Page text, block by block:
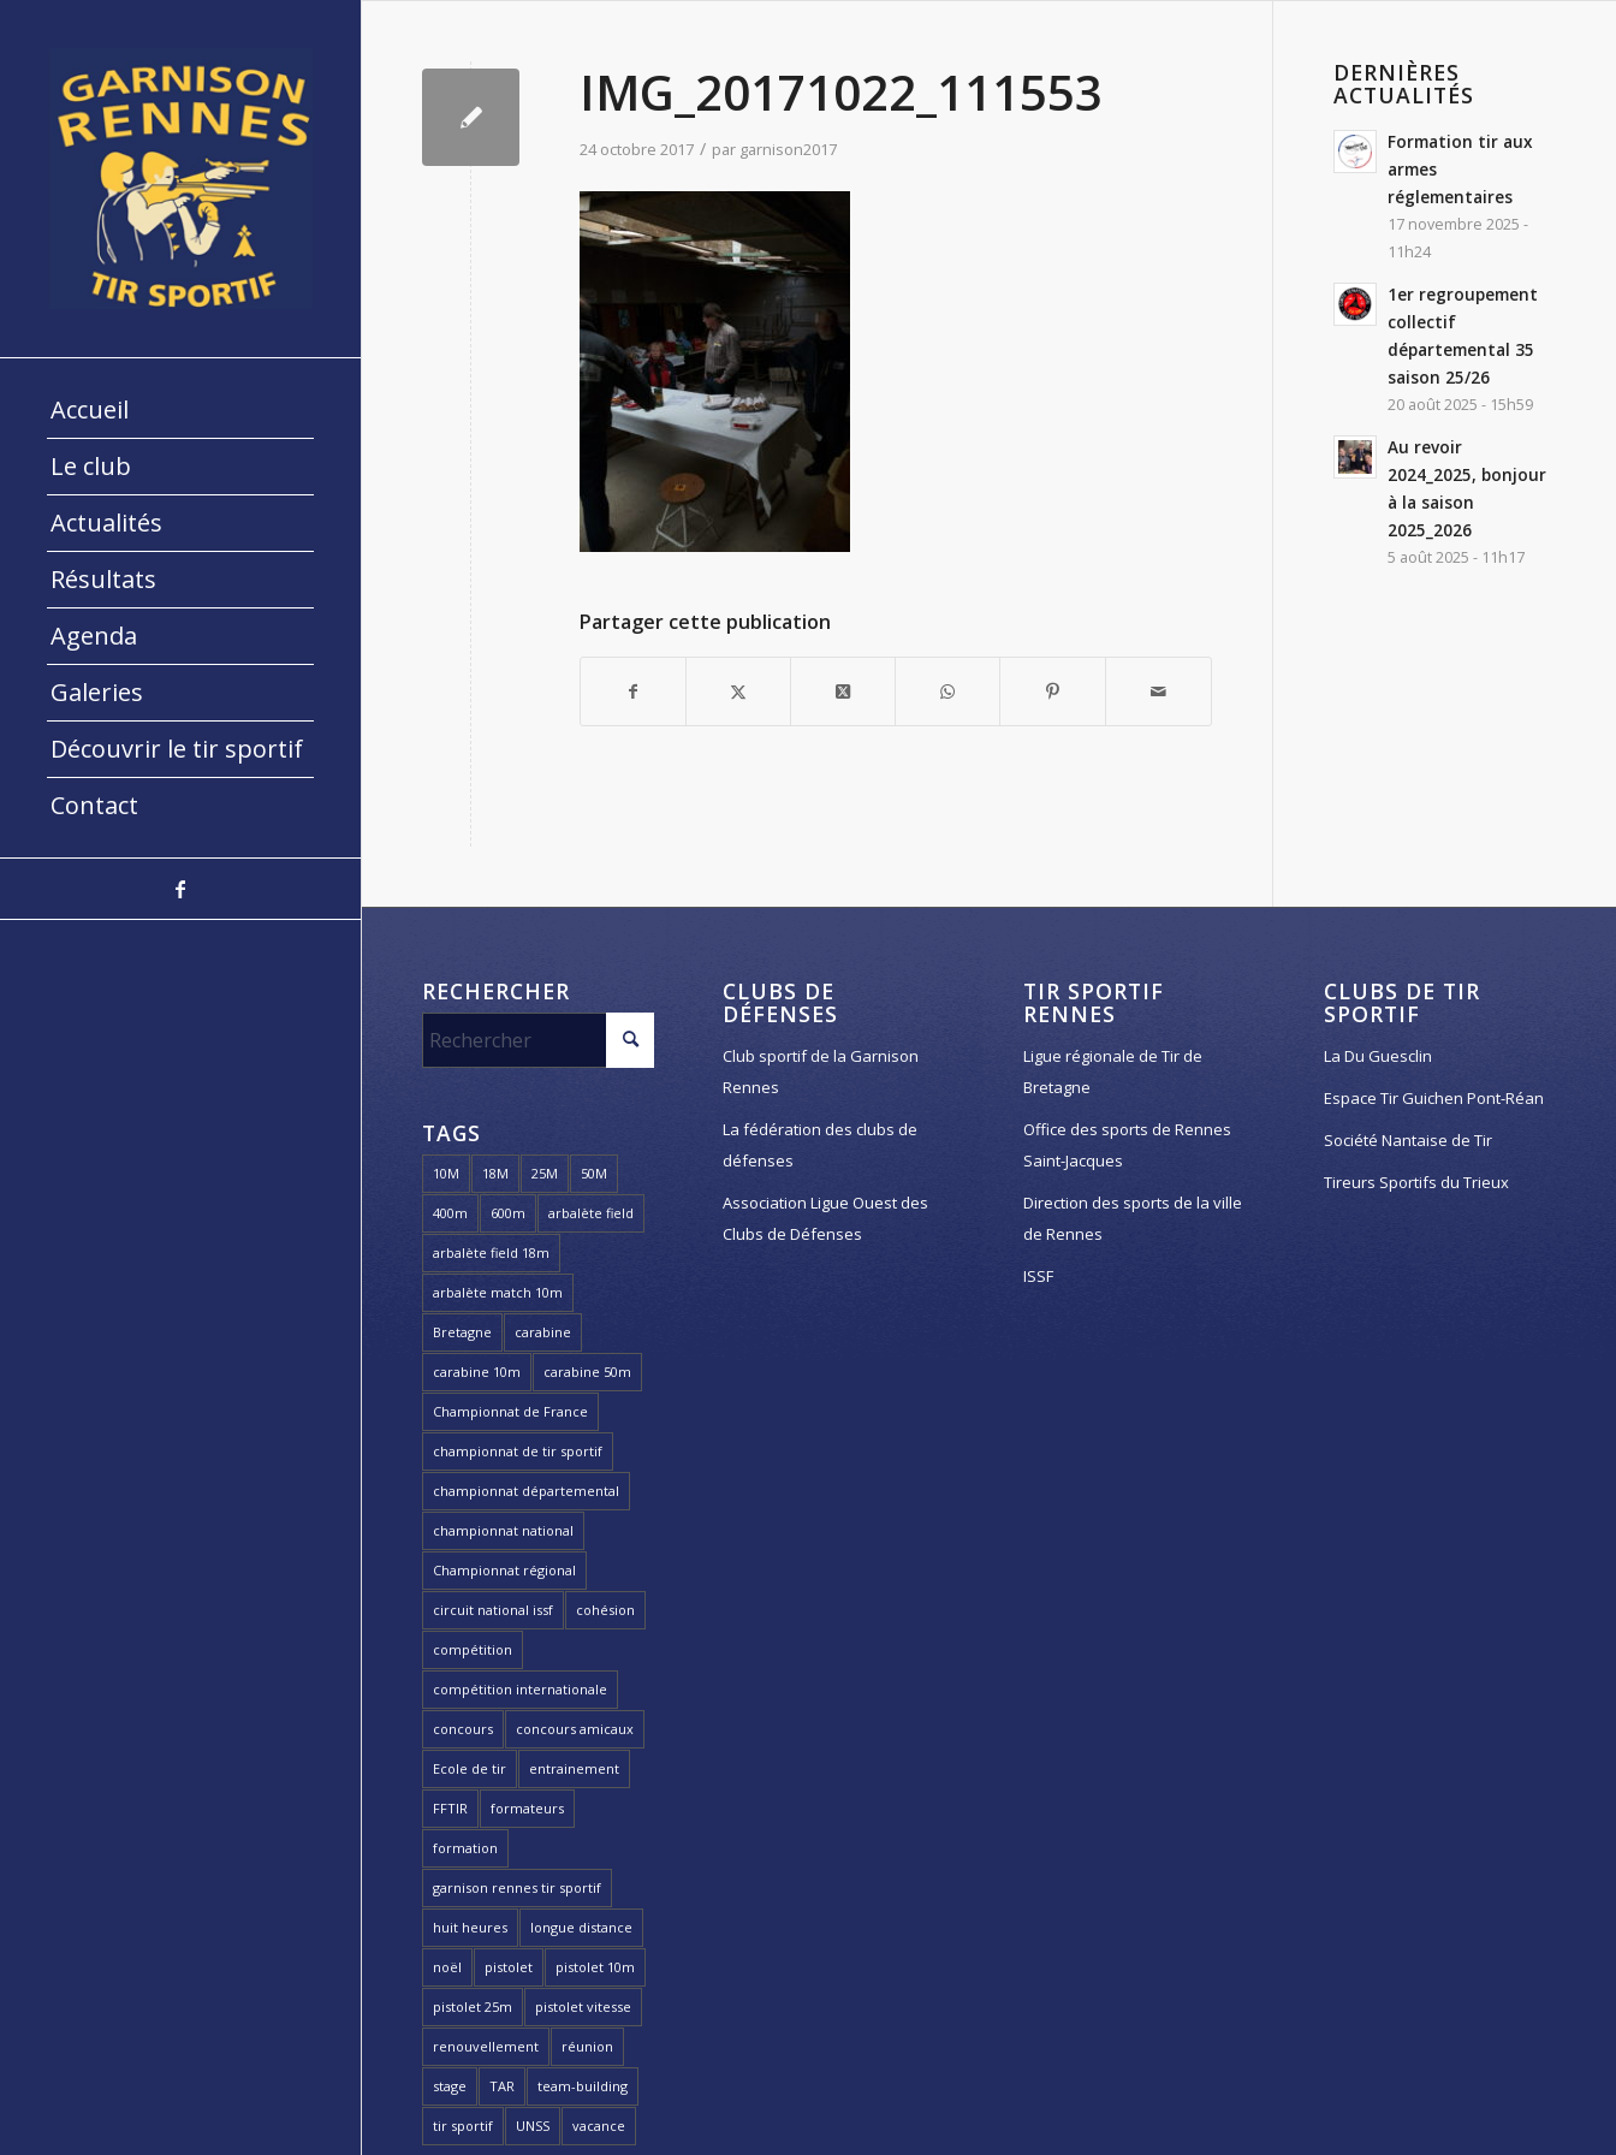
Accueil
Le club
Actualités
Résultats
Agenda
Galeries
Découvrir le tir sportif
Contact
IMG_20171022_111553
24 octobre 2017 / par garnison2017
Partager cette publication
DERNIÈRES
ACTUALITÉS
Formation tir aux
armes
réglementaires
17 novembre 2025 -
11h24
1er regroupement
collectif
départemental 35
saison 25/26
20 août 2025 - 15h59
Au revoir
2024_2025, bonjour
à la saison
2025_2026
5 août 2025 - 11h17
RECHERCHER
TAGS
10M 18M 25M 50M
400m 600m arbalète field
arbalète field 18m
arbalète match 10m
Bretagne carabine
carabine 10m carabine 50m
Championnat de France
championnat de tir sportif
championnat départemental
championnat national
Championnat régional
circuit national issf cohésion
compétition
compétition internationale
concours concours amicaux
Ecole de tir entrainement
FFTIR formateurs
formation
garnison rennes tir sportif
huit heures longue distance
noël pistolet pistolet 10m
pistolet 25m pistolet vitesse
renouvellement réunion
stage TAR team-building
tir sportif UNSS vacance
CLUBS DE
DÉFENSES
Club sportif de la Garnison
Rennes
La fédération des clubs de
défenses
Association Ligue Ouest des
Clubs de Défenses
TIR SPORTIF
RENNES
Ligue régionale de Tir de
Bretagne
Office des sports de Rennes
Saint-Jacques
Direction des sports de la ville
de Rennes
ISSF
CLUBS DE TIR
SPORTIF
La Du Guesclin
Espace Tir Guichen Pont-Réan
Société Nantaise de Tir
Tireurs Sportifs du Trieux